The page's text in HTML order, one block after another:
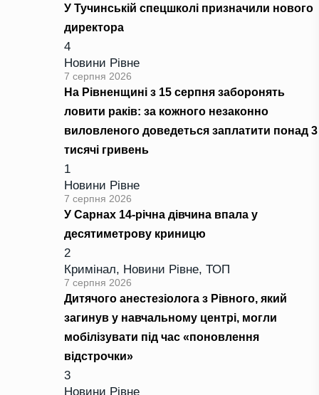
У Тучинській спецшколі призначили нового
директора
4
Новини Рівне
7 серпня 2026
На Рівненщині з 15 серпня заборонять
ловити раків: за кожного незаконно
виловленого доведеться заплатити понад 3
тисячі гривень
1
Новини Рівне
7 серпня 2026
У Сарнах 14-річна дівчина впала у
десятиметрову криницю
2
Кримінал, Новини Рівне, ТОП
7 серпня 2026
Дитячого анестезіолога з Рівного, який
загинув у навчальному центрі, могли
мобілізувати під час «поновлення
відстрочки»
3
Новини Рівне